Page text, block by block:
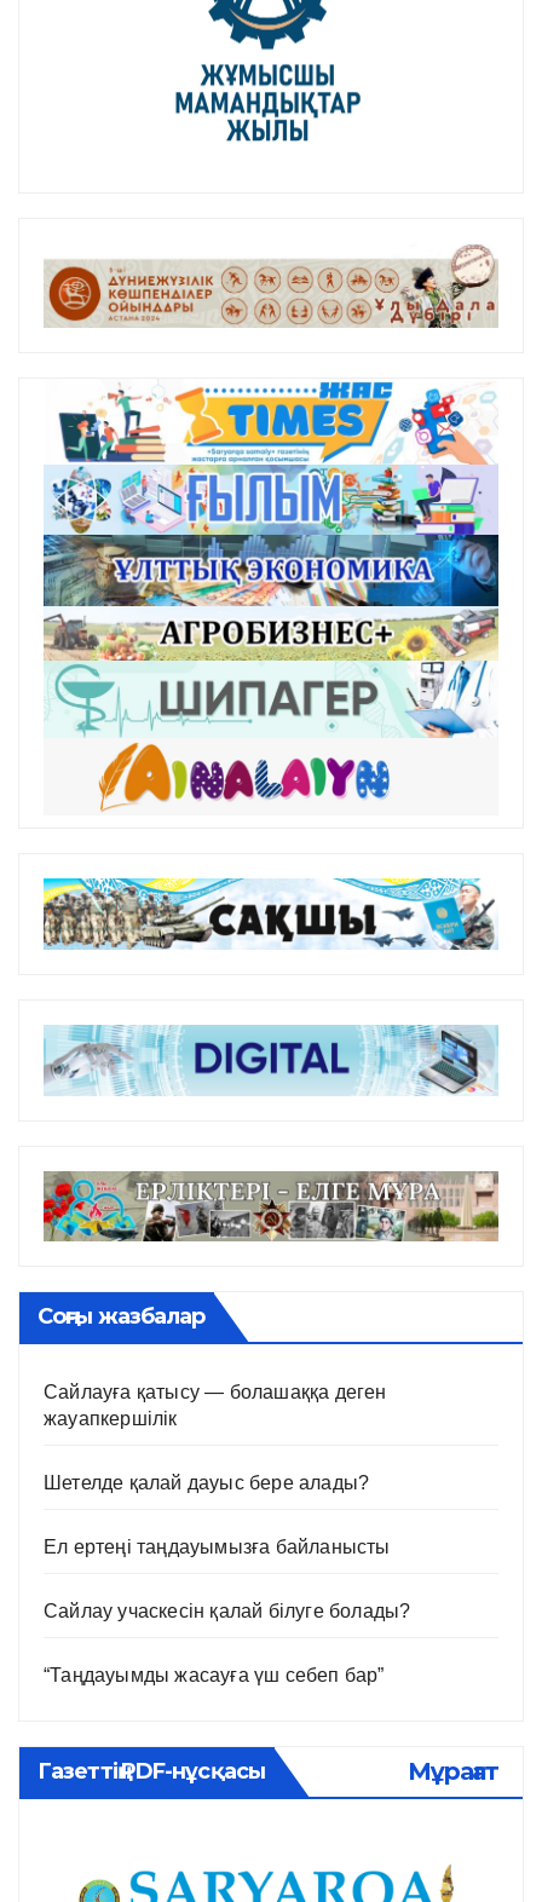
Соңғы жазбалар
Сайлауға қатысу — болашаққа деген
жауапкершілік
Шетелде қалай дауыс бере алады?
Ел ертеңі таңдауымызға байланысты
Сайлау учаскесін қалай білуге болады?
“Таңдауымды жасауға үш себеп бар”
Газеттің PDF-нұсқасы Мұрағат